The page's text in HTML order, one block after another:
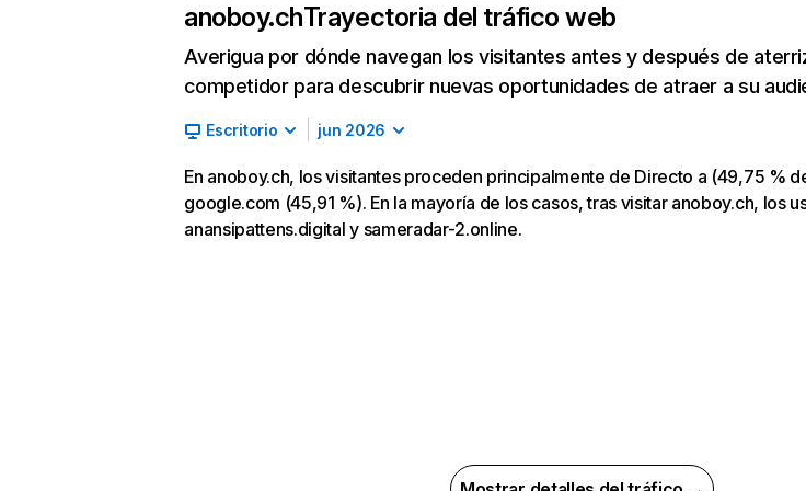
anoboy.chTrayectoria del tráfico web
Averigua por dónde navegan los visitantes antes y después de
competidor para descubrir nuevas oportunidades de atraer a su
Escritorio jun 2026
En anoboy.ch, los visitantes proceden principalmente de Directo a (49,75 %
google.com (45,91 %). En la mayoría de los casos, tras visitar anoboy.ch, los
anansipattens.digital y sameradar-2.online.